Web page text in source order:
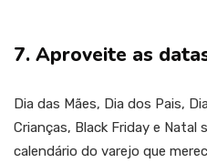
7. Aproveite as
Dia das Mães, Dia dos Pais,
Crianças, Black Friday e Natal
calendário do varejo que